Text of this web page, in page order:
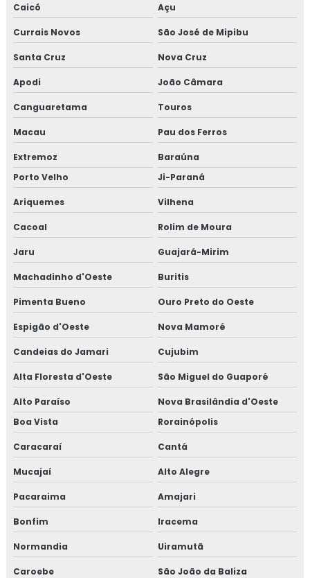
Caicó Açu
Currais Novos São José de Mipibu
Santa Cruz Nova Cruz
Apodi João Câmara
Canguaretama Touros
Macau Pau dos Ferros
Extremoz
Baraúna
Porto Velho
Ji-Paraná
Ariquemes Vilhena
Cacoal Rolim de Moura
Jaru Guajará-Mirim
Machadinho d'Oeste Buritis
Pimenta Bueno Ouro Preto do Oeste
Espigão d'Oeste Nova Mamoré
Candeias do Jamari Cujubim
Alta Floresta d'Oeste São Miguel do Guaporé
Alto Paraíso
Nova Brasilândia d'Oeste
Boa Vista
Rorainópolis
Caracaraí Cantá
Mucajaí Alto Alegre
Pacaraima Amajari
Bonfim Iracema
Normandia Uiramutã
Caroebe São João da Baliza